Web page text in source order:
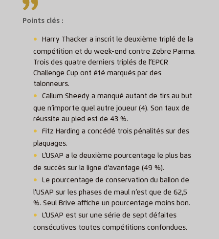
Points clés :
Harry Thacker a inscrit le deuxième triplé de la
compétition et du week-end contre Zebre Parma.
Trois des quatre derniers triplés de l’EPCR
Challenge Cup ont été marqués par des
talonneurs.
Callum Sheedy a manqué autant de tirs au but
que n’importe quel autre joueur (4). Son taux de
réussite au pied est de 43 %.
Fitz Harding a concédé trois pénalités sur des
plaquages.
L’USAP a le deuxième pourcentage le plus bas
de succès sur la ligne d’avantage (49 %).
Le pourcentage de conservation du ballon de
l’USAP sur les phases de maul n’est que de 62,5
%. Seul Brive affiche un pourcentage moins bon.
L’USAP est sur une série de sept défaites
consécutives toutes compétitions confondues.